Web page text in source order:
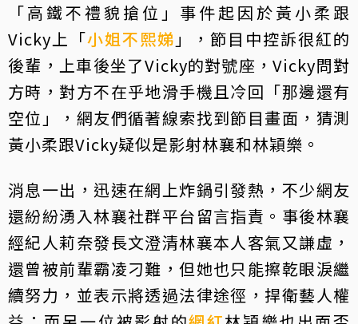
「高鐵不禮貌搶位」事件起因於黃小柔跟
Vicky上「小姐不熙娣 」，節目中控訴很紅的
後輩，上車後坐了Vicky的對號座，Vicky問對
方時，對方不在乎地滑手機且冷回「那邊還有
空位」，網友們循著線索找到節目畫面，猜測
黃小柔跟Vicky疑似是影射林襄和林穎樂。
消息一出，迅速在網上炸鍋引發熱，不少網友
還紛紛湧入林襄社群平台留言指責。事後林襄
經紀人莉奈發長文澄清林襄本人客氣又謙虛，
還曾被前輩霸凌刁難，但她也只能擦乾眼淚繼
續努力，並表示將透過法律途徑，捍衛藝人權